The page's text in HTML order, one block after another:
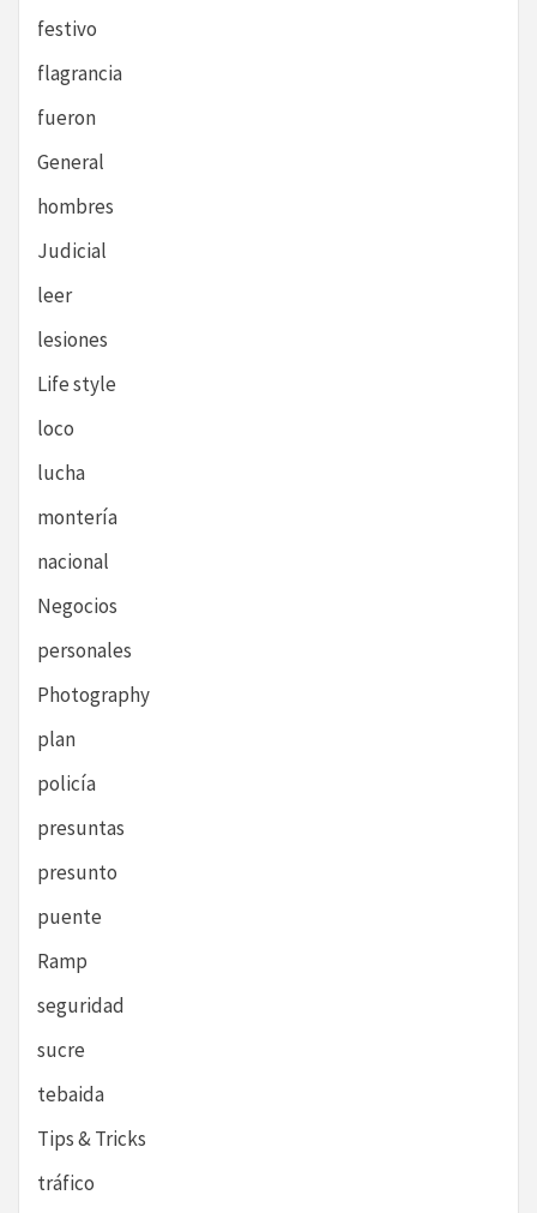
festivo
flagrancia
fueron
General
hombres
Judicial
leer
lesiones
Life style
loco
lucha
montería
nacional
Negocios
personales
Photography
plan
policía
presuntas
presunto
puente
Ramp
seguridad
sucre
tebaida
Tips & Tricks
tráfico